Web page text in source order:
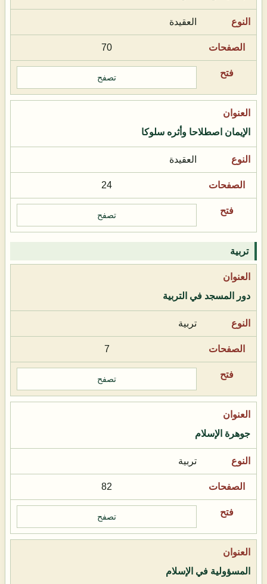
العقيدة
70
تصفح
الإيمان اصطلاحا وأثره سلوكا
العقيدة
24
تصفح
تربية
دور المسجد في التربية
تربية
7
تصفح
جوهرة الإسلام
تربية
82
تصفح
المسؤولية في الإسلام